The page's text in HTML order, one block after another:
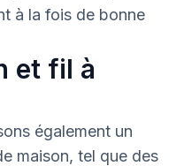
à la fois de bonne
et fil à
également un
maison, tel que des